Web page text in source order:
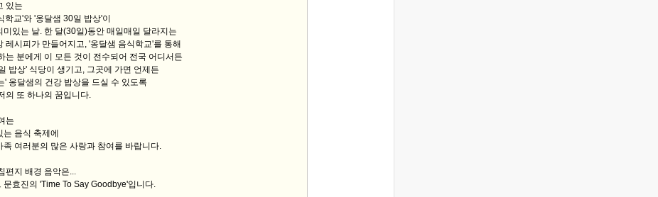
있는
학교'와 '옹달샘 30일 밥상'이
미있는 날. 한 달(30일)동안 매일매일 달라지는
레시피가 만들어지고, '옹달샘 음식학교'를 통해
는 분에게 이 모든 것이 전수되어 전국 어디서든
밥상' 식당이 생기고, 그곳에 가면 언제든
' 옹달샘의 건강 밥상을 드실 수 있도록
의 또 하나의 꿈입니다.
는
는 음식 축제에
족 여러분의 많은 사랑과 참여를 바랍니다.
편지 배경 음악은...
문효진의 'Time To Say Goodbye'입니다.